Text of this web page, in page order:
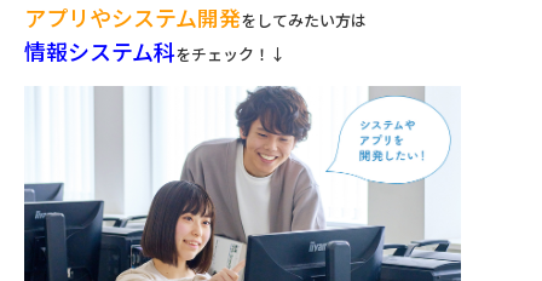
アプリやシステム開発をしてみたい方は
情報システム科をチェック！↓